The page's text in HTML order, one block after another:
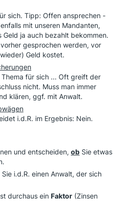
sich. Tipp: Offen ansprechen -
mit unseren Mandanten,
Geld ja auch bezahlt bekommen.
gesprochen werden, vor
Geld kostet.
für sich ... Oft greift der
nicht. Muss man immer
klären, ggf. mit Anwalt.
i.d.R. im Ergebnis: Nein.
und entscheiden, ob Sie etwas
i.d.R. einen Anwalt, der sich
durchaus ein Faktor (Zinsen